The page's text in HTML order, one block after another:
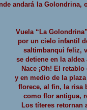
andará la Golondrina,
Vuela “ La Golondrina
por un cielo infantil
saltimbanqui feliz,
se detiene en la aldea
Nace ¡Oh! El
y en medio de la
florece, al fin, la risa
como flor antigua,
Los títeres retornan